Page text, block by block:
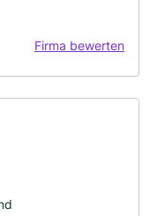
Firma bewerten